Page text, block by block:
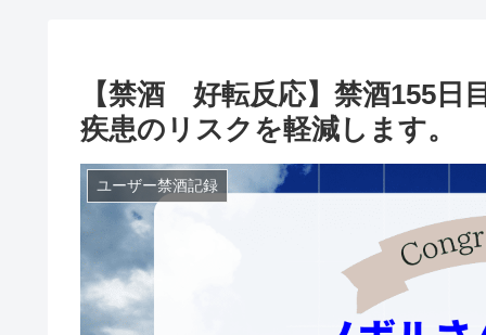
【禁酒 好転反応】禁酒155
疾患のリスクを軽減します。
ユーザー禁酒記録